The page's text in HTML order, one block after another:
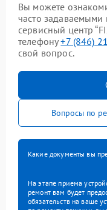
Вы можете
часто задаваемыми
сервисный центр
телефону+7 (846)
свой вопрос.
Вопросы по
Какие документы вы
На этапе приема
ремонт вам будет
обязательств на ваше